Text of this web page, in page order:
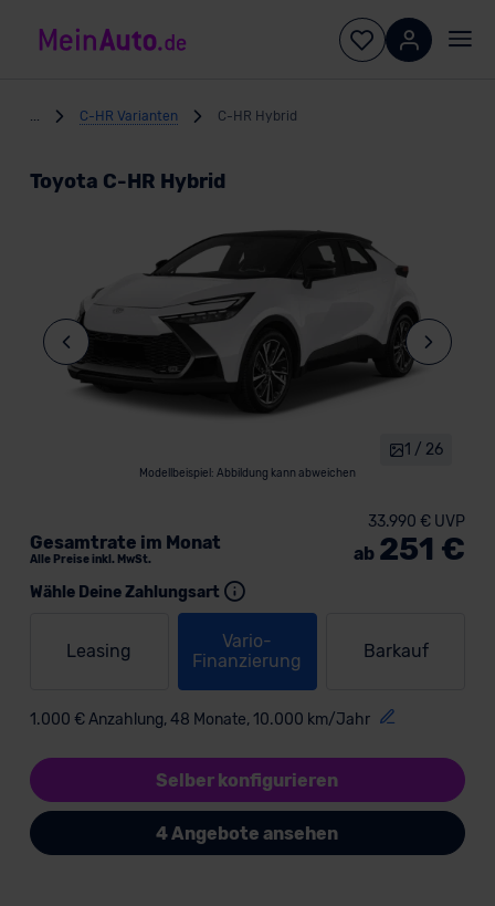
C-HR Varianten C-HR Hybrid
Toyota C-HR Hybrid
Modellbeispiel: Abbildung kann abweichen
1 / 26
Wähle Deine Zahlungsart
Leasing
Vario-
Finanzierung
Barkauf
1.000 € Anzahlung, 48 Monate, 10.000 km/Jahr
Gesamtrate im Monat
Alle Preise inkl. MwSt.
33.990 € UVP
ab 251 €
Selber konfigurieren
4 Angebote ansehen